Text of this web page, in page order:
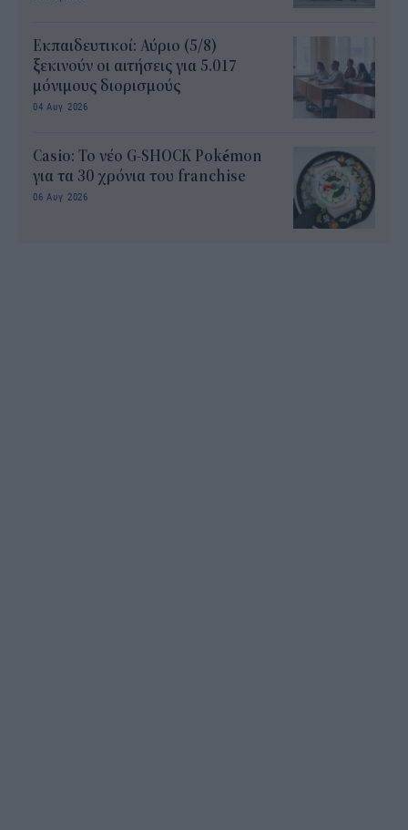
Εκπαιδευτικοί: Αύριο (5/8)
ξεκινούν οι αιτήσεις για 5.017
μόνιμους διορισμούς
04 Αυγ 2026
Casio: Το νέο G-SHOCK Pokémon
για τα 30 χρόνια του franchise
06 Αυγ 2026